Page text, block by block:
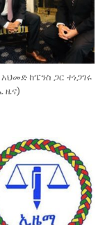
ከፔንስ ጋር ተነጋገሩ
ዜና)